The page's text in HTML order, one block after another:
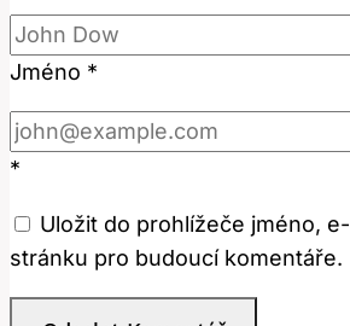
Jméno *
*
Uložit do prohlížeče jméno,
stránku pro budoucí komentáře.